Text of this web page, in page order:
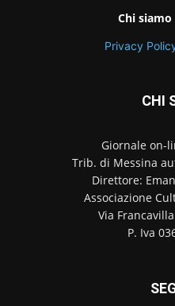
Chi siamo
Privacy
CHI
Giornale on-
Trib. di Messina
Direttore:
Associazione
Via
P. Iva